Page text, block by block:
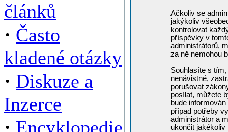
článků
· Často
kladené otázky
· Diskuze a
Inzerce
· Encyklopedie
Ačkoliv se
jakýkoliv
kontrolovat
příspěvky v
administrátorů,
za ně nemohou
Souhlasíte s
nenávistné,
porušovat
posílat, můžete
bude
případ potřeby
administrátor a
ukončit